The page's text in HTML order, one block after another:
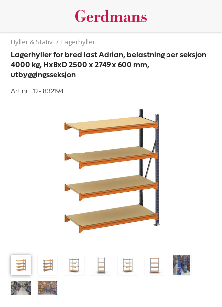
Hyller & Stativ / Lagerhyller
Lagerhyller for bred last Adrian, belastning per seksjon
4000 kg, HxBxD 2500 x 2749 x 600 mm,
utbyggingsseksjon
Art.nr. 12-832194